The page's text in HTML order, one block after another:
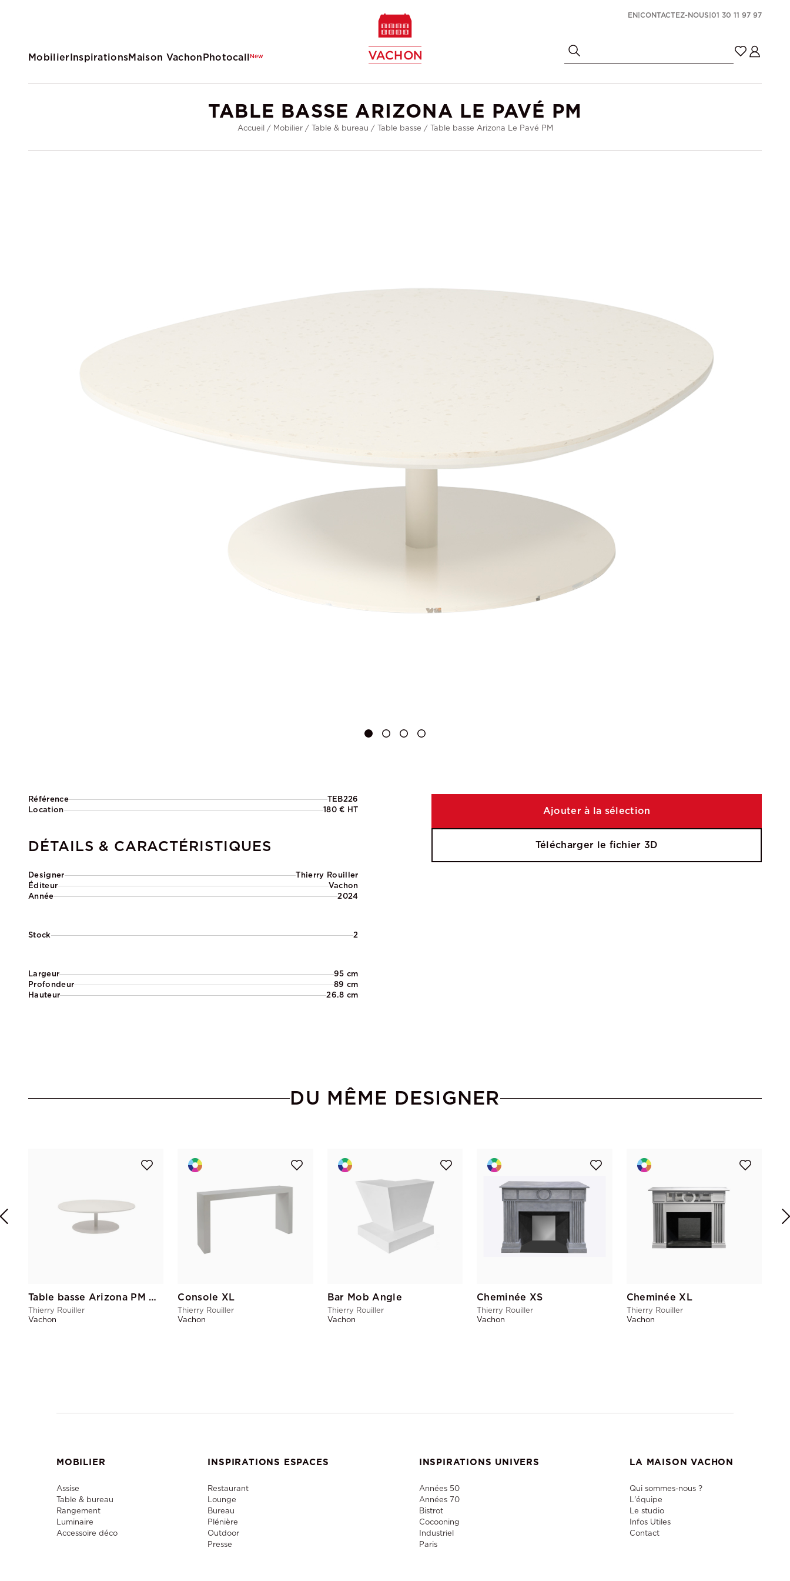
MobilierInspirationsMaison VachonPhotocallNew
EN CONTACTEZ-NOUS 01 30 11 97 97
TABLE BASSE ARIZONA LE PAVÉ PM
Accueil / Mobilier/ Table & bureau / Table basse / Table basse Arizona Le Pavé PM
Référence
TEB226
Location
180 € HT
DÉTAILS & CARACTÉRISTIQUES
Designer
Thierry Rouiller
Éditeur
Vachon
Année
2024
Stock 2
Largeur
95 cm
Profondeur
89 cm
Hauteur
26.8 cm
Ajouter à la sélection
Télécharger le fichier 3D
DU MÊME DESIGNER
Table basse Arizona PM Blanc
Thierry Rouiller
Vachon
Console XL
Thierry Rouiller
Vachon
Bar Mob Angle
Thierry Rouiller
Vachon
Cheminée XS
Thierry Rouiller
Vachon
Cheminée XL
Thierry Rouiller
Vachon
MOBILIER
Assise
Table & bureau
Rangement
Luminaire
Accessoire déco
INSPIRATIONS ESPACES
Restaurant
Lounge
Bureau
Plénière
Outdoor
Presse
INSPIRATIONS UNIVERS
Années 50
Années 70
Bistrot
Cocooning
Industriel
Paris
LA MAISON VACHON
Qui sommes-nous ?
L'équipe
Le studio
Infos Utiles
Contact